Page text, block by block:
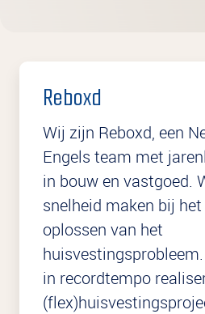
Reboxd
Wij zijn Reboxd, een
Engels team met
in bouw en vastgoed.
snelheid maken bij
oplossen van het
in recordtempo